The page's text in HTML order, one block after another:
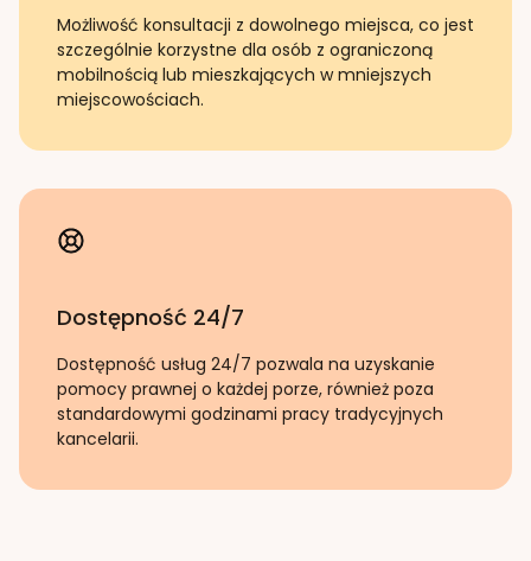
Możliwość konsultacji z dowolnego miejsca, co jest
szczególnie korzystne dla osób z ograniczoną
mobilnością lub mieszkających w mniejszych
miejscowościach.
Dostępność 24/7
Dostępność usług 24/7 pozwala na uzyskanie
pomocy prawnej o każdej porze, również poza
standardowymi godzinami pracy tradycyjnych
kancelarii.